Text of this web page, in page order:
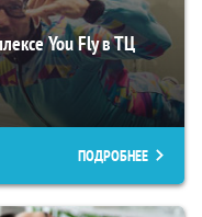
You Fly в ТЦ
ПОДРОБНЕЕ